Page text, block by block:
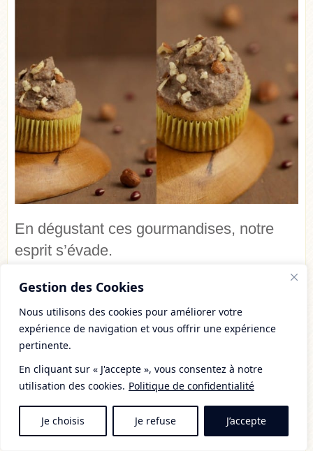
Gestion des Cookies
Nous utilisons des cookies pour améliorer votre
expérience de navigation et vous offrir une expérience
pertinente.
En cliquant sur « J'accepte », vous consentez à notre
utilisation des cookies. Politique de confidentialité
Je choisis Je refuse J’accepte
En dégustant ces gourmandises, notre
esprit s’évade.
Il ne reconnait aucune des saveurs.
Mais, au fond de nous, on apprécie ces
nouvelles, saveurs.
Familières, grâce à la cannelle. Aux
noisettes. A la note pralinée.
Originales, aussi.